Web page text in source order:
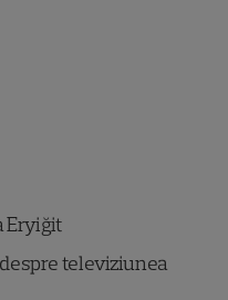
Eryiğit
televiziunea